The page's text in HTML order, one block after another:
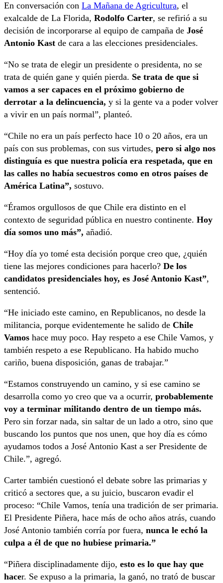
En conversación con La Mañana de Agricultura, el
exalcalde de La Florida, Rodolfo Carter, se refirió a su
decisión de incorporarse al equipo de campaña de José
Antonio Kast de cara a las elecciones presidenciales.
“No se trata de elegir un presidente o presidenta, no se
trata de quién gane y quién pierda. Se trata de que si
vamos a ser capaces en el próximo gobierno de
derrotar a la delincuencia, y si la gente va a poder volver
a vivir en un país normal”, planteó.
“Chile no era un país perfecto hace 10 o 20 años, era un
país con sus problemas, con sus virtudes, pero si algo nos
distinguía es que nuestra policía era respetada, que en
las calles no había secuestros como en otros países de
América Latina”, sostuvo.
“Éramos orgullosos de que Chile era distinto en el
contexto de seguridad pública en nuestro continente. Hoy
día somos uno más”, añadió.
“Hoy día yo tomé esta decisión porque creo que, ¿quién
tiene las mejores condiciones para hacerlo? De los
candidatos presidenciales hoy, es José Antonio Kast”,
sentenció.
“He iniciado este camino, en Republicanos, no desde la
militancia, porque evidentemente he salido de Chile
Vamos hace muy poco. Hay respeto a ese Chile Vamos, y
también respeto a ese Republicano. Ha habido mucho
cariño, buena disposición, ganas de trabajar.”
“Estamos construyendo un camino, y si ese camino se
desarrolla como yo creo que va a ocurrir, probablemente
voy a terminar militando dentro de un tiempo más.
Pero sin forzar nada, sin saltar de un lado a otro, sino que
buscando los puntos que nos unen, que hoy día es cómo
ayudamos todos a José Antonio Kast a ser Presidente de
Chile.”, agregó.
Carter también cuestionó el debate sobre las primarias y
criticó a sectores que, a su juicio, buscaron evadir el
proceso: “Chile Vamos, tenía una tradición de ser primaria.
El Presidente Piñera, hace más de ocho años atrás, cuando
José Antonio también corría por fuera, nunca le echó la
culpa a él de que no hubiese primaria.”
“Piñera disciplinadamente dijo, esto es lo que hay que
hacer. Se expuso a la primaria, la ganó, no trató de buscar